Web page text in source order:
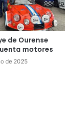
de Ourense
motores
de 2025